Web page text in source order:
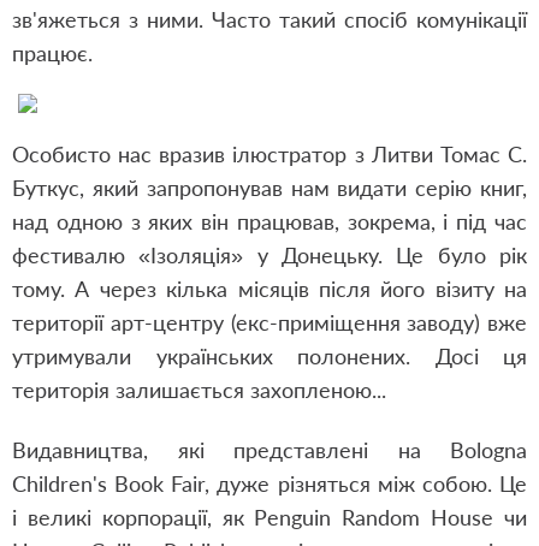
зв'яжеться з ними. Часто такий спосіб комунікації
працює.
Особисто нас вразив ілюстратор з Литви Томас С.
Буткус, який запропонував нам видати серію книг,
над одною з яких він працював, зокрема, і під час
фестивалю «Ізоляція» у Донецьку. Це було рік
тому. А через кілька місяців після його візиту на
території арт-центру (екс-приміщення заводу) вже
утримували українських полонених. Досі ця
територія залишається захопленою...
Видавництва, які представлені на Bologna
Children's Book Fair, дуже різняться між собою. Це
і великі корпорації, як Penguin Random House чи